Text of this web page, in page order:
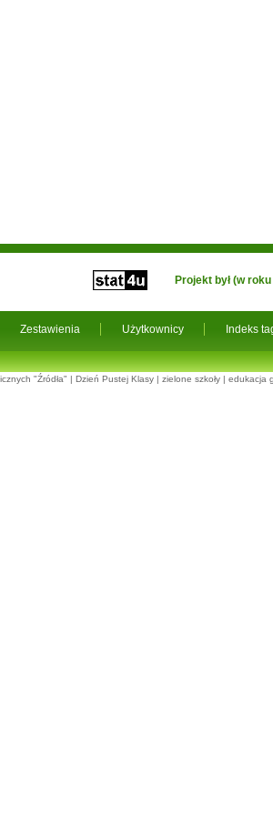
Zestawienia Użytkownicy Indeks
Projekt był (w
"Źródła" | Dzień Pustej Klasy | zielone szkoły | edukacja